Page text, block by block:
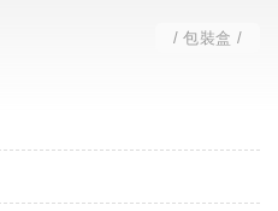
包裝盒